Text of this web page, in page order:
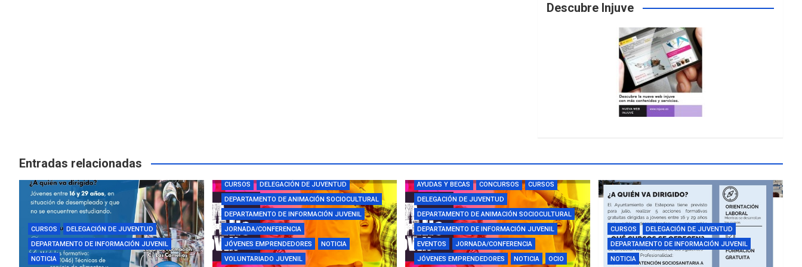
Descubre Injuve
Entradas relacionadas
CURSOS
DELEGACIÓN DE JUVENTUD
DEPARTAMENTO DE INFORMACIÓN JUVENIL
NOTICIA
CURSOS
DELEGACIÓN DE JUVENTUD
DEPARTAMENTO DE ANIMACIÓN SOCIOCULTURAL
DEPARTAMENTO DE INFORMACIÓN JUVENIL
JORNADA/CONFERENCIA
JÓVENES EMPRENDEDORES
NOTICIA
VOLUNTARIADO JUVENIL
AYUDAS Y BECAS CONCURSOS
CURSOS
DELEGACIÓN DE JUVENTUD
DEPARTAMENTO DE ANIMACIÓN SOCIOCULTURAL
DEPARTAMENTO DE INFORMACIÓN JUVENIL
EVENTOS
JORNADA/CONFERENCIA
JÓVENES EMPRENDEDORES
NOTICIA OCIO
CURSOS
DELEGACIÓN DE JUVENTUD
DEPARTAMENTO DE INFORMACIÓN JUVENIL
NOTICIA